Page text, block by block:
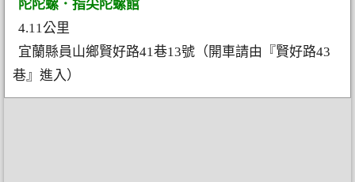
陀陀螺．指尖陀螺館
4.11公里
宜蘭縣員山鄉賢好路41巷13號（開車請由『賢好路43
巷』進入）